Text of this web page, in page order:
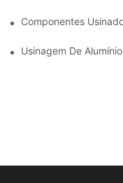
Componentes
Usinagem De